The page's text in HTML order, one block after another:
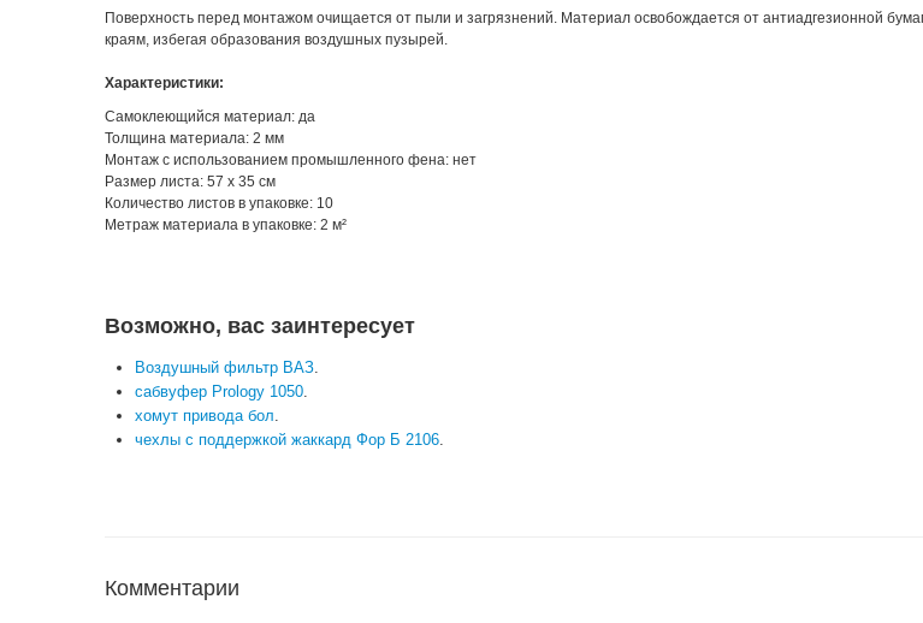
Поверхность перед монтажом очищается от пыли и загрязнений. Материал освобождается от антиадгезионной
краям, избегая образования воздушных пузырей.
Характеристики:
Самоклеющийся материал: да
Толщина материала: 2 мм
Монтаж с использованием промышленного фена: нет
Размер листа: 57 x 35 см
Количество листов в упаковке: 10
Метраж материала в упаковке: 2 м²
Возможно, вас заинтересует
Воздушный фильтр ВАЗ.
сабвуфер Prology 1050.
хомут привода бол.
чехлы с поддержкой жаккард Фор Б 2106.
Комментарии